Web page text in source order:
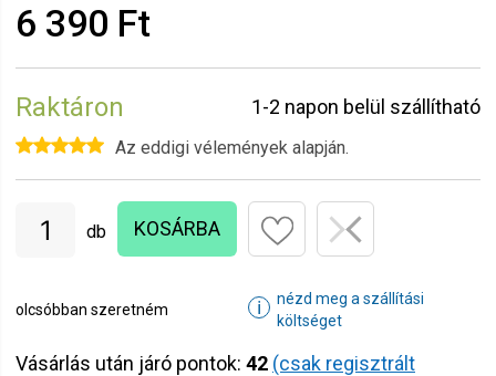
6 390 Ft
Raktáron 1-2 napon belül szállítható
Az eddigi vélemények alapján.
db KOSÁRBA
olcsóbban szeretném ℹ
nézd meg a szállítási
költséget
Vásárlás után járó pontok: 42 (csak regisztrált